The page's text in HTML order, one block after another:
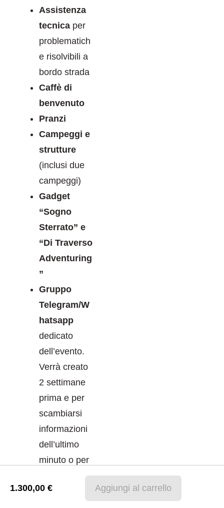
Assistenza
tecnica per
problematich
e risolvibili a
bordo strada
Caffè di
benvenuto
Pranzi
Campeggi e
strutture
(inclusi due
campeggi)
Gadget
“Sogno
Sterrato” e
“Di Traverso
Adventuring
”
Gruppo
Telegram/W
hatsapp
dedicato
dell’evento.
Verrà creato
2 settimane
prima e per
scambiarsi
informazioni
dell’ultimo
minuto o per
permettere ai
partecipanti
1.300,00 € Aggiungi al carrello